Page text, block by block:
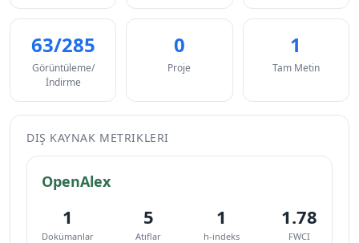
63/285
Görüntüleme/
İndirme
0
Proje
1
Tam Metin
DIŞ KAYNAK METRIKLERI
OpenAlex
1
Dokümanlar
5
Atıflar
1
h-indeks
1.78
FWCI